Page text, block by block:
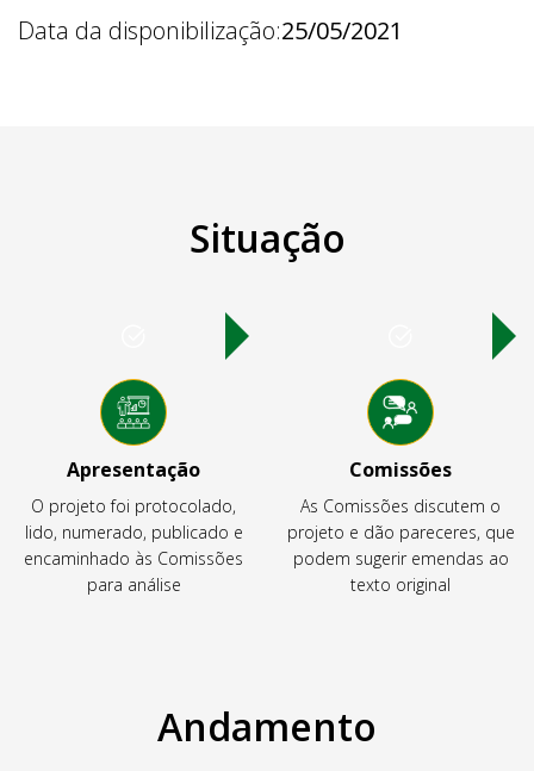
Data da disponibilização:25/05/2021
Situação
Apresentação
O projeto foi protocolado,
lido, numerado, publicado e
encaminhado às Comissões
para análise
Comissões
As Comissões discutem o
projeto e dão pareceres, que
podem sugerir emendas ao
texto original
Andamento